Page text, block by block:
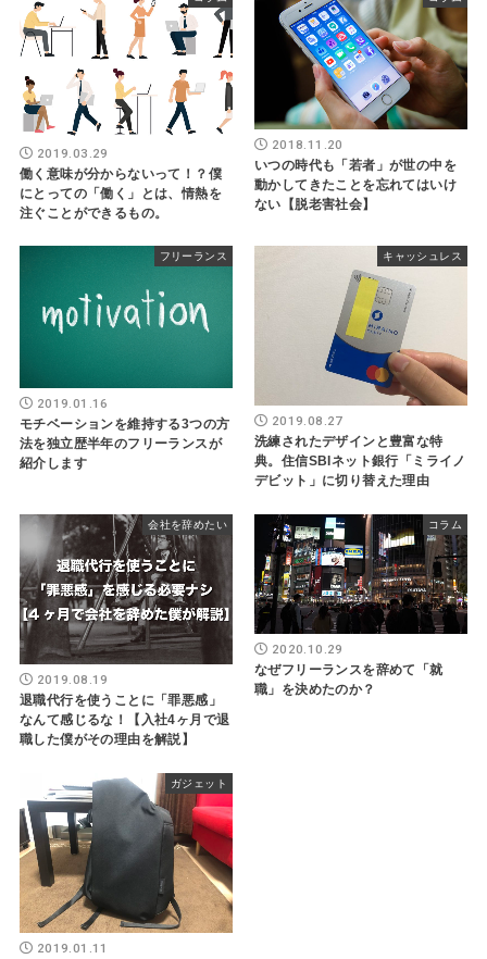
2019.03.29
働く意味が分からないって！？僕
にとっての「働く」とは、情熱を
注ぐことができるもの。
2018.11.20
いつの時代も「若者」が世の中を
動かしてきたことを忘れてはいけ
ない【脱老害社会】
フリーランス
2019.01.16
モチベーションを維持する3つの方
法を独立歴半年のフリーランスが
紹介します
キャッシュレス
2019.08.27
洗練されたデザインと豊富な特
典。住信SBIネット銀行「ミライノ
デビット」に切り替えた理由
会社を辞めたい
2019.08.19
退職代行を使うことに「罪悪感」
なんて感じるな！【入社4ヶ月で退
職した僕がその理由を解説】
コラム
2020.10.29
なぜフリーランスを辞めて「就
職」を決めたのか？
ガジェット
2019.01.11